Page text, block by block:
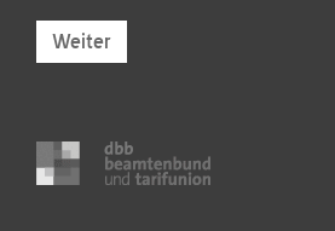
Weiter